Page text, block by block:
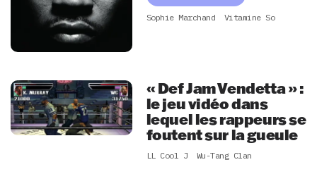
Sophie Marchand Vitamine So
« Def Jam Vendetta » :
le jeu vidéo dans
lequel les rappeurs se
foutent sur la gueule
LL Cool J Wu-Tang Clan